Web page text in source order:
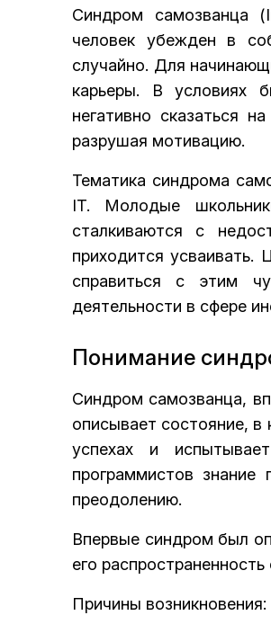
Синдром самозванца
человек убежден в
случайно. Для
карьеры. В условиях
негативно сказаться
разрушая мотивацию.
Тематика синдрома
IT. Молодые
сталкиваются с
приходится
справиться с этим
деятельности в сфере
Понимание
Синдром самозванца,
описывает состояние,
успехах и
программистов
преодолению.
Впервые синдром был
его
Причины возникновения: